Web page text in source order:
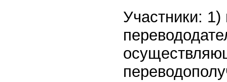
Участники: